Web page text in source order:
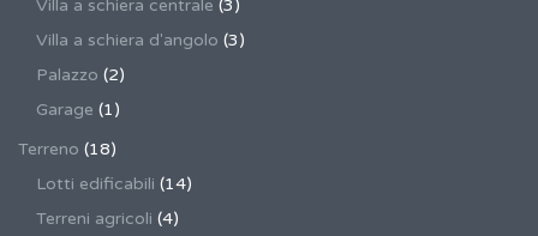
Villa a schiera centrale (3)
Villa a schiera d'angolo (3)
Palazzo (2)
Garage (1)
Terreno (18)
Lotti edificabili (14)
Terreni agricoli (4)